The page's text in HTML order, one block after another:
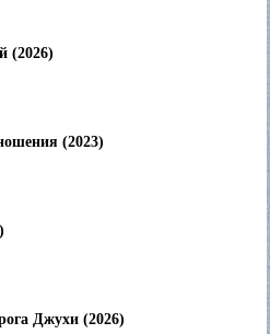
(2026)
(2023)
Джухи (2026)